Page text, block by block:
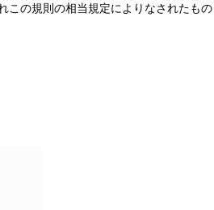
の規則の相当規定によりなされたもの